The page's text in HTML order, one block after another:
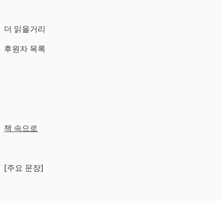
더 읽을거리
후원자 목록
책 속으로
[주요 문장]